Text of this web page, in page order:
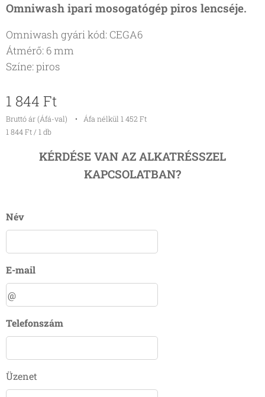
Omniwash ipari mosogatógép piros lencséje.
Omniwash gyári kód: CEGA6
Átmérő: 6 mm
Színe: piros
1 844 Ft
Bruttó ár (Áfá-val)
Áfa nélkül 1 452 Ft
1 844 Ft / 1 db
KÉRDÉSE VAN AZ ALKATRÉSSZEL
KAPCSOLATBAN?
Név
E-mail
Telefonszám
Üzenet